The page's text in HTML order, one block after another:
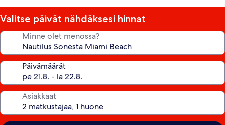
Valitse päivät nähdäksesi hinnat
Minne olet menossa?
Päivämäärät
Asiakkaat